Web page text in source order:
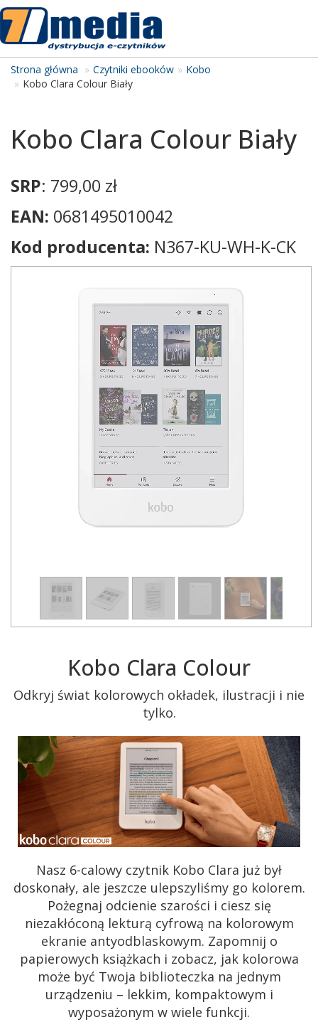
Strona główna Czytniki ebooków
Kobo
Kobo Clara Colour Biały
Kobo Clara Colour Biały
SRP: 799,00 zł
EAN: 0681495010042
Kod producenta: N367-KU-WH-K-CK
Kobo Clara Colour
Odkryj świat kolorowych okładek, ilustracji i nie
tylko.
Nasz 6-calowy czytnik Kobo Clara już był
doskonały, ale jeszcze ulepszyliśmy go kolorem.
Pożegnaj odcienie szarości i ciesz się
niezakłóconą lekturą cyfrową na kolorowym
ekranie antyodblaskowym. Zapomnij o
papierowych książkach i zobacz, jak kolorowa
może być Twoja biblioteczka na jednym
urządzeniu – lekkim, kompaktowym i
wyposażonym w wiele funkcji.